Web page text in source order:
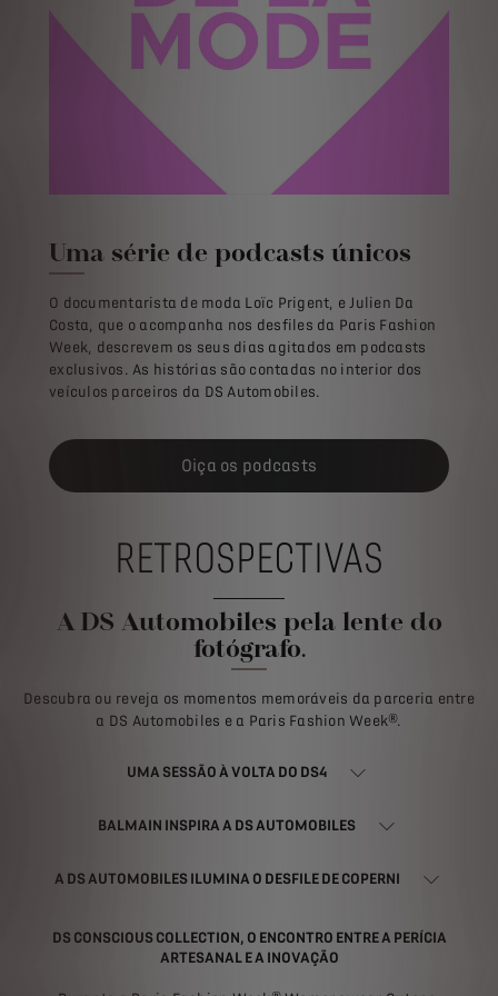
Uma série de podcasts únicos
O documentarista de moda Loïc Prigent, e Julien Da
Costa, que o acompanha nos desfiles da Paris Fashion
Week, descrevem os seus dias agitados em podcasts
exclusivos. As histórias são contadas no interior dos
veículos parceiros da DS Automobiles.
Oiça os podcasts
RETROSPECTIVAS
A DS Automobiles pela lente do
fotógrafo.
Descubra ou reveja os momentos memoráveis da parceria entre
a DS Automobiles e a Paris Fashion Week®.
UMA SESSÃO À VOLTA DO DS4​
BALMAIN INSPIRA A DS AUTOMOBILES
A DS AUTOMOBILES ILUMINA O DESFILE DE COPERNI
DS CONSCIOUS COLLECTION, O ENCONTRO ENTRE A PERÍCIA
ARTESANAL E A INOVAÇÃO